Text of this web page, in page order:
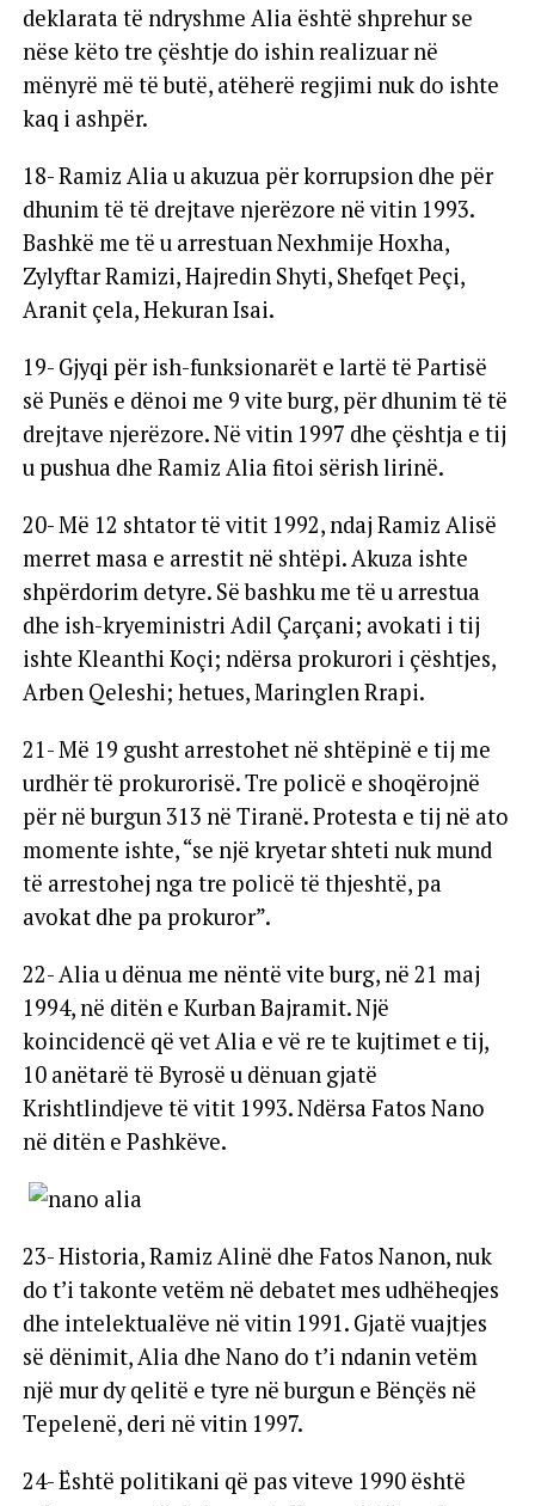
deklarata të ndryshme Alia është shprehur se
nëse këto tre çështje do ishin realizuar në
mënyrë më të butë, atëherë regjimi nuk do ishte
kaq i ashpër.
18- Ramiz Alia u akuzua për korrupsion dhe për
dhunim të të drejtave njerëzore në vitin 1993.
Bashkë me të u arrestuan Nexhmije Hoxha,
Zylyftar Ramizi, Hajredin Shyti, Shefqet Peçi,
Aranit çela, Hekuran Isai.
19- Gjyqi për ish-funksionarët e lartë të Partisë
së Punës e dënoi me 9 vite burg, për dhunim të të
drejtave njerëzore. Në vitin 1997 dhe çështja e tij
u pushua dhe Ramiz Alia fitoi sërish lirinë.
20- Më 12 shtator të vitit 1992, ndaj Ramiz Alisë
merret masa e arrestit në shtëpi. Akuza ishte
shpërdorim detyre. Së bashku me të u arrestua
dhe ish-kryeministri Adil Çarçani; avokati i tij
ishte Kleanthi Koçi; ndërsa prokurori i çështjes,
Arben Qeleshi; hetues, Maringlen Rrapi.
21- Më 19 gusht arrestohet në shtëpinë e tij me
urdhër të prokurorisë. Tre policë e shoqërojnë
për në burgun 313 në Tiranë. Protesta e tij në ato
momente ishte, “se një kryetar shteti nuk mund
të arrestohej nga tre policë të thjeshtë, pa
avokat dhe pa prokuror”.
22- Alia u dënua me nëntë vite burg, në 21 maj
1994, në ditën e Kurban Bajramit. Një
koincidencë që vet Alia e vë re te kujtimet e tij,
10 anëtarë të Byrosë u dënuan gjatë
Krishtlindjeve të vitit 1993. Ndërsa Fatos Nano
në ditën e Pashkëve.
23- Historia, Ramiz Alinë dhe Fatos Nanon, nuk
do t’i takonte vetëm në debatet mes udhëheqjes
dhe intelektualëve në vitin 1991. Gjatë vuajtjes
së dënimit, Alia dhe Nano do t’i ndanin vetëm
një mur dy qelitë e tyre në burgun e Bënçës në
Tepelenë, deri në vitin 1997.
24- Është politikani që pas viteve 1990 është